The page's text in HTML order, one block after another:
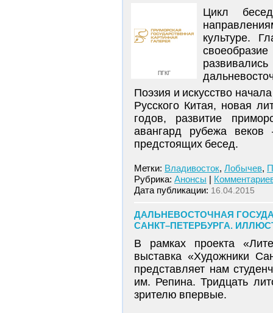
ПГКГ
Цикл
культуре.
Поэзия и искусство
Русского Китая, новая
годов, развитие
авангард рубежа
предстоящих бесед.
Метки: Владивосток, Лобычев,
Рубрика: Анонсы |
Дата публикации: 16.04.2015
ДАЛЬНЕВОСТОЧНАЯ
САНКТ–ПЕТЕРБУРГА.
В рамках проекта
выставка «Художники
представляет нам
им. Репина. Тридцать
зрителю впервые.